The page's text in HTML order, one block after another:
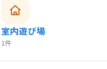
室内遊び場
1件